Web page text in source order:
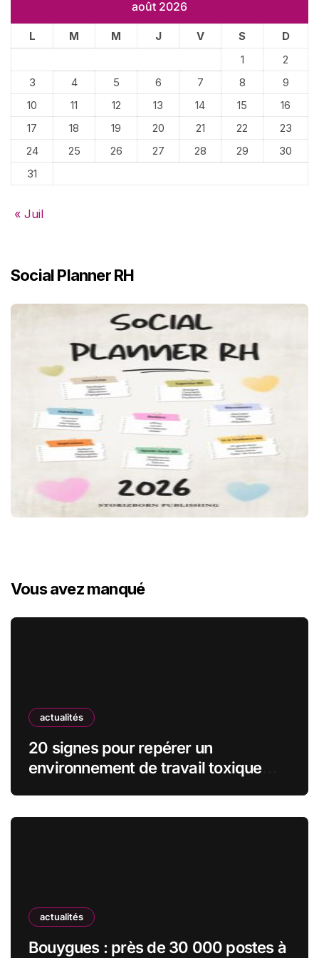
août 2026
L M M J V S
D
1
2
3
4 5 6 7 8
9
10
11 12 13 14 15
16
17
18 19 20 21 22
23
24
25 26 27 28 29
30
31
« Juil
Social Planner RH
Vous avez manqué
actualités
20 signes pour repérer un
environnement de travail toxique
actualités
Bouygues : près de 30 000 postes à